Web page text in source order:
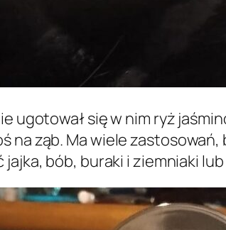
ugotował się w nim ryż
na ząb. Ma wiele
bób, buraki i ziemniaki